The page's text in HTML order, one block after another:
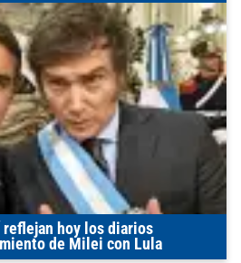
hoy los diarios
de Milei con Lula